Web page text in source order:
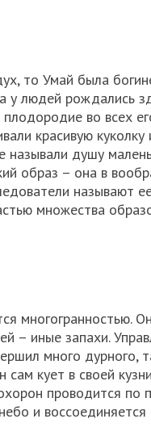
то Умай была
у людей рождались
во всех
красивую
душу
образ – она в
называют
множества
многогранностью.
– иные запахи.
много дурного,
сам кует в своей
проводится по
и воссоединяется